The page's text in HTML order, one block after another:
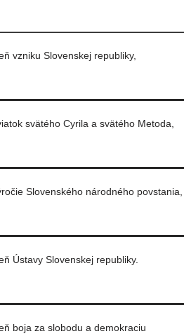
vzniku Slovenskej republiky,
svätého Cyrila a svätého Metoda,
Slovenského národného povstania,
Ústavy Slovenskej republiky.
boja za slobodu a demokraciu